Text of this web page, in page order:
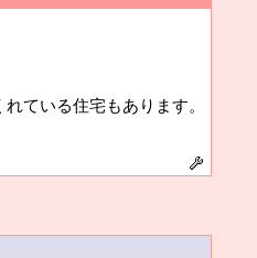
ている住宅もあります。